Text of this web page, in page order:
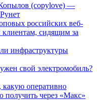
(copylove) —
российских веб-
клиентам, сидящим за
инфраструктуры
свой электромобиль?
оперативно
через «Макс»